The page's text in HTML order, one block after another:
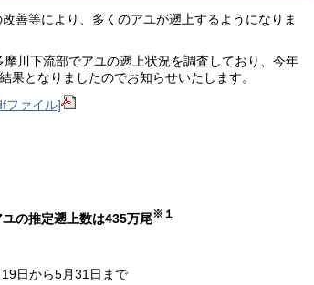
善等により、多くのアユが遡上するようになりま
川下流部でアユの遡上状況を調査しており、今年
果となりましたのでお知らせいたします。
ファイル]
の推定遡上数は435万尾※１
19日から5月31日まで